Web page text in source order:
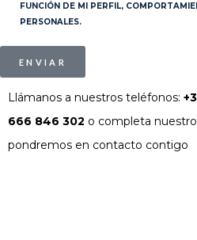
FUNCIÓN DE MI PERFIL,
PERSONALES.
ENVIAR
Llámanos a nuestros teléfonos:
666 846 302 o completa
pondremos en contacto contigo